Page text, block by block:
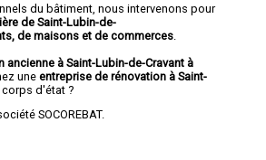
du bâtiment, nous intervenons pour
de Saint-Lubin-de-
de maisons et de commerces
ancienne à Saint-Lubin-de-Cravant à
uneentreprise de rénovation à Saint-
d'état ?
SOCOREBAT.